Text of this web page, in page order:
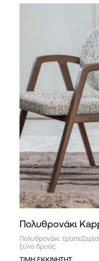
Πολυθρονάκι
Πολυθρονάκι
ξύλο δρυός.